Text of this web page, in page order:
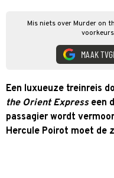
Mis niets over Murder on
MAAK
Een luxueuze treinreis
the Orient Expresseen
passagier wordt
Hercule Poirot moet de